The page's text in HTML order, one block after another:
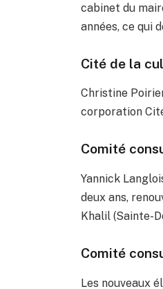
cabinet du
années, ce qui
Cité de la
Christine
corporation
Comité
Yannick
deux ans,
Khalil (Sainte-
Comité
Les nouveaux